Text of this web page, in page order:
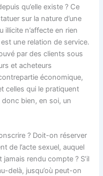
qu’elle existe ? Ce
sur la nature d’une
illicite n’affecte en rien
une relation de service.
par des clients sous
et acheteurs
économique,
celles qui le pratiquent
donc bien, en soi, un
? Doit-on réserver
de l’acte sexuel, auquel
rendu compte ? S’il
delà, jusqu’où peut-on